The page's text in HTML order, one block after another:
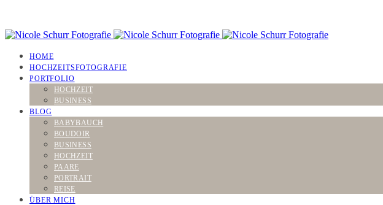
HOME
HOCHZEITSFOTOGRAFIE
PORTFOLIO
HOCHZEIT
BUSINESS
BLOG
BABYBAUCH
BOUDOIR
BUSINESS
HOCHZEIT
PAARE
PORTRAIT
REISE
ÜBER MICH